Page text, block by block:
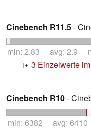
Cinebench R11.5-
min: 2.83 avg: 2.9
+ 3 Einzelwerte
Cinebench R10-
min: 6382 avg: